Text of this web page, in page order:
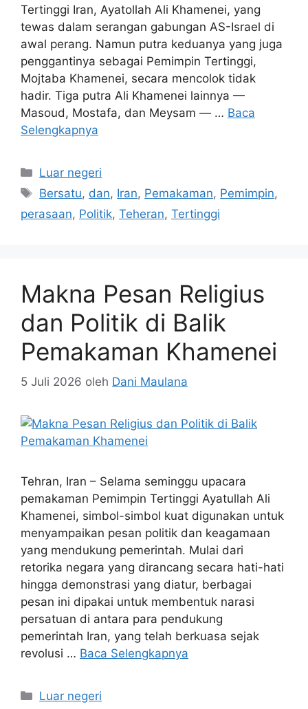
Tertinggi Iran, Ayatollah Ali Khamenei, yang
tewas dalam serangan gabungan AS-Israel di
awal perang. Namun putra keduanya yang juga
penggantinya sebagai Pemimpin Tertinggi,
Mojtaba Khamenei, secara mencolok tidak
hadir. Tiga putra Ali Khamenei lainnya —
Masoud, Mostafa, dan Meysam — … Baca
Selengkapnya
Kategori
Luar negeri
Tag
Bersatu, dan, Iran, Pemakaman, Pemimpin,
perasaan, Politik, Teheran, Tertinggi
Makna Pesan Religius
dan Politik di Balik
Pemakaman Khamenei
5 Juli 2026 oleh Dani Maulana
Tehran, Iran – Selama seminggu upacara
pemakaman Pemimpin Tertinggi Ayatullah Ali
Khamenei, simbol-simbol kuat digunakan untuk
menyampaikan pesan politik dan keagamaan
yang mendukung pemerintah. Mulai dari
retorika negara yang dirancang secara hati-hati
hingga demonstrasi yang diatur, berbagai
pesan ini dipakai untuk membentuk narasi
persatuan di antara para pendukung
pemerintah Iran, yang telah berkuasa sejak
revolusi … Baca Selengkapnya
Kategori
Luar negeri